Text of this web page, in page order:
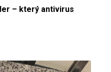
– který antivirus